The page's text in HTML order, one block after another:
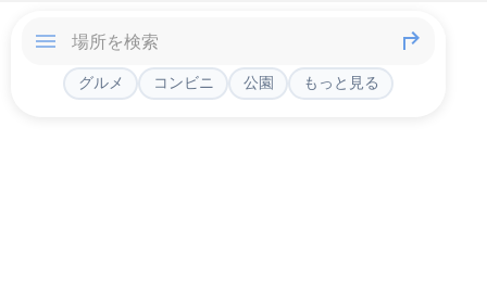
グルメ コンビニ 公園 もっと見る